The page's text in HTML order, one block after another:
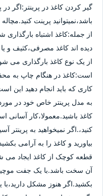
گیر کردن کاغذ در پرینتر:اگر
باشد،نمیتوانید پرینت
از جمله:کاغذ اشتباه
دیده اند کاغذ مصرفی،کثیف
از یک نوع کاغذ بارگذاری می
است:کاغذ در هنگام چاپ به
کاری که باید انجام دهید این
به مدل پرینتر خاص خود در
کاغذ باشید.معمولا،کار آسانی
کنید،.اگر نمیخواهید به پرینتر
بیاورید و کاغذ را به آرامی
قطعه کوچک از کاغذ ایجاد
آن سخت باشد.با یک جفت
بکشید.اگر هنوز مشکل